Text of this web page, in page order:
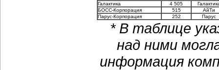
Галактика
4 505
БОСС-Корпорация
515
АйТи
Парус-Корпорация
252 Парус
* В таблице
над ними
информация